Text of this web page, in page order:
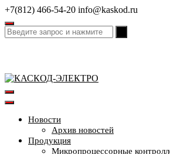
Перейти
к
содержимому
+7(812) 466-54-20 info@kaskod.ru
Новости
Архив новостей
Продукция
Микропроцессорные